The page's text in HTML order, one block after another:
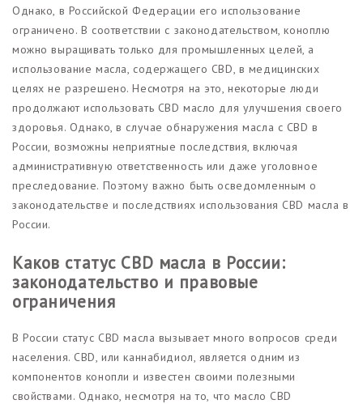
Однако, в Российской Федерации его использование
ограничено. В соответствии с законодательством, коноплю
можно выращивать только для промышленных целей, а
использование масла, содержащего CBD, в медицинских
целях не разрешено. Несмотря на это, некоторые люди
продолжают использовать CBD масло для улучшения своего
здоровья. Однако, в случае обнаружения масла с CBD в
России, возможны неприятные последствия, включая
административную ответственность или даже уголовное
преследование. Поэтому важно быть осведомленным о
законодательстве и последствиях использования CBD масла в
России.
Каков статус CBD масла в России:
законодательство и правовые
ограничения
В России статус CBD масла вызывает много вопросов среди
населения. CBD, или каннабидиол, является одним из
компонентов конопли и известен своими полезными
свойствами. Однако, несмотря на то, что масло CBD